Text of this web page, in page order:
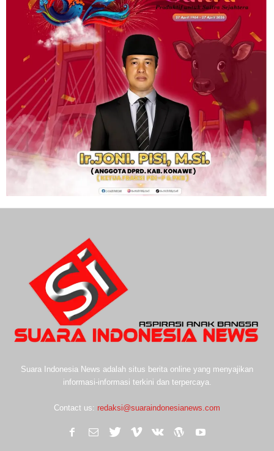
Suara Indonesia News adalah situs berita online yang menyajikan
informasi-informasi terkini dan terpercaya.
Contact us: redaksi@suaraindonesianews.com